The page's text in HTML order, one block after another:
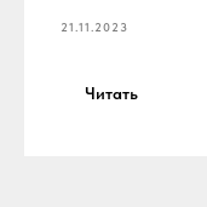
21.11.2023
Читать